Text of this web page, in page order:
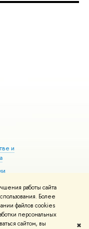
работы сайта
Более
файлов cookies
персональных
сайтом, вы
✖
и